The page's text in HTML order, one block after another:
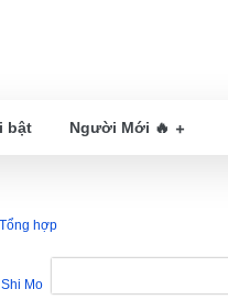
bật Người Mới 🔥
Tổng hợp
Shi Mo